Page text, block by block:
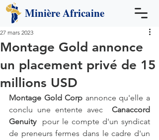
MinièreAfricaine
Montage Gold annonce
un placement privé de 15
millions USD
27 mars 2023
Montage Gold Corp annonce qu'elle a
conclu une entente avec Canaccord
Genuity
  pour le compte d'un syndicat
de preneurs fermes dans le cadre d'un